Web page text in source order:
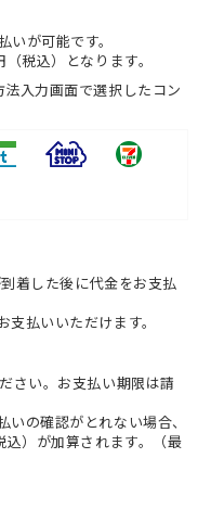
が可能です。
税込）となります。
入力画面で選択したコン
着した後に代金をお支払
払いいただけます。
さい。お支払い期限は請
の確認がとれない場合、
込）が加算されます。（最